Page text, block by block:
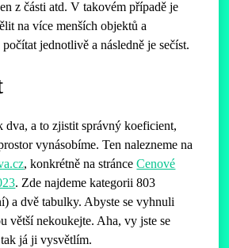
z části atd. V takovém případě je
na více menších objektů a
jednotlivě a následně je sečíst.
dva, a to zjistit správný koeficient,
vynásobíme. Ten nalezneme na
, konkrétně na stránceCenové
. Zde najdeme kategorii 803
a dvě tabulky. Abyste se vyhnuli
větší nekoukejte. Aha, vy jste se
já ji vysvětlím.